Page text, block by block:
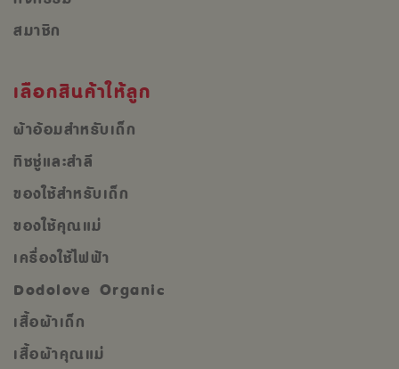
สมาชิก
เลือกสินค้าให้ลูก
ผ้าอ้อมสำหรับเด็ก
ทิชชู่และสำลี
ของใช้สำหรับเด็ก
ของใช้คุณแม่
เครื่องใช้ไฟฟ้า
Dodolove Organic
เสื้อผ้าเด็ก
เสื้อผ้าคุณแม่